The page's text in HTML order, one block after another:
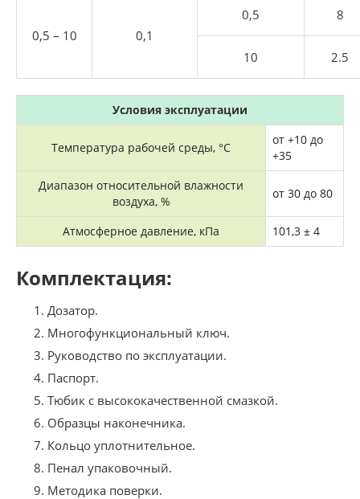
0,5 – 10 0,1
0,5 8
10 2.5
Условия эксплуатации
Температура рабочей среды, °C
от +10 до
+35
Диапазон относительной влажности
воздуха, %
от 30 до 80
Атмосферное давление, кПа 101,3 ± 4
Комплектация:
Дозатор.
Многофункциональный ключ.
Руководство по эксплуатации.
Паспорт.
Тюбик с высококачественной смазкой.
Образцы наконечника.
Кольцо уплотнительное.
Пенал упаковочный.
Методика поверки.